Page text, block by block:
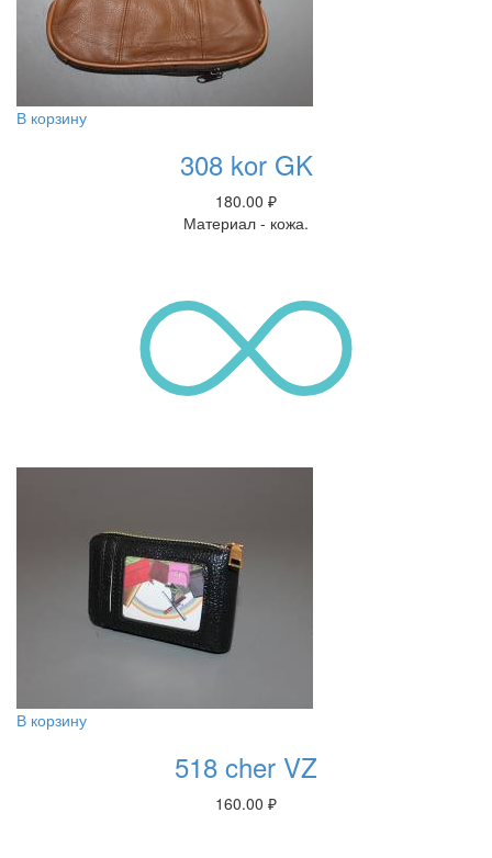
В корзину
308 kor GK
180.00 ₽
Материал - кожа.
В корзину
518 cher VZ
160.00 ₽